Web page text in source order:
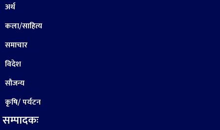
अर्थ
कला/साहित्य
समाचार
विदेश
सौजन्य
कृषि/ पर्यटन
सम्पादकः